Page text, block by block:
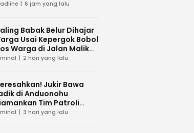
Penipuan
6 jam yang lalu
Babak Belur Dihajar
Usai Kepergok Bobol
Warga di Jalan Malik
Mandonga
2 hari yang lalu
Jukir Bawa
di Anduonohu
Tim Patroli
Kendari
3 hari yang lalu